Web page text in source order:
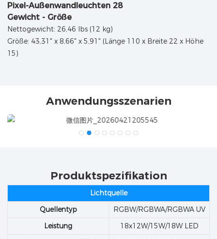
Gewicht - Größe
Nettogewicht: 26,46 lbs (12 kg)
Größe: 43,31" x 8,66" x 5,91" (Länge 110 x Breite 22 x Höhe
15)
Anwendungsszenarien
Produktspezifikation
Lichtquelle
Quellentyp
RGBW/RGBWA/RGBWA UV
Leistung
18x12W/15W/18W LED